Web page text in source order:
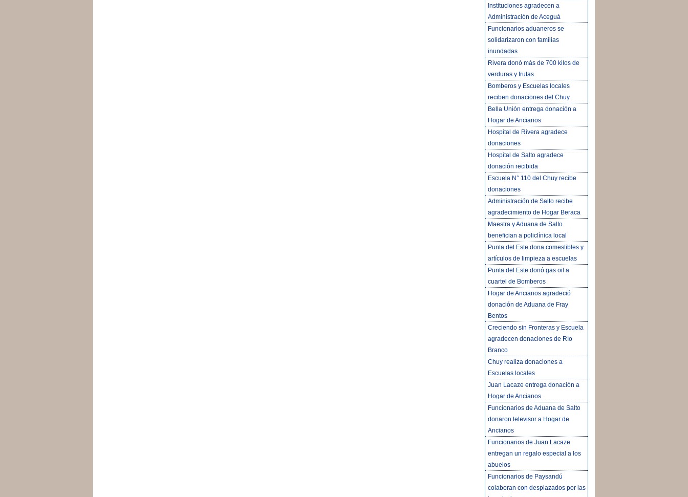
Instituciones agradecen a
Administración de Aceguá
Funcionarios aduaneros se
solidarizaron con familias
inundadas
Rivera donó más de 700 kilos de
verduras y frutas
Bomberos y Escuelas locales
reciben donaciones del Chuy
Bella Unión entrega donación a
Hogar de Ancianos
Hospital de Rivera agradece
donaciones
Hospital de Salto agradece
donación recibida
Escuela N° 110 del Chuy recibe
donaciones
Administración de Salto recibe
agradecimiento de Hogar Beraca
Maestra y Aduana de Salto
benefician a policlínica local
Punta del Este dona comestibles y
artículos de limpieza a escuelas
Punta del Este donó gas oil a
cuartel de Bomberos
Hogar de Ancianos agradeció
donación de Aduana de Fray
Bentos
Creciendo sin Fronteras y Escuela
agradecen donaciones de Río
Branco
Chuy realiza donaciones a
Escuelas locales
Juan Lacaze entrega donación a
Hogar de Ancianos
Funcionarios de Aduana de Salto
donaron televisor a Hogar de
Ancianos
Funcionarios de Juan Lacaze
entregan un regalo especial a los
abuelos
Funcionarios de Paysandú
colaboran con desplazados por las